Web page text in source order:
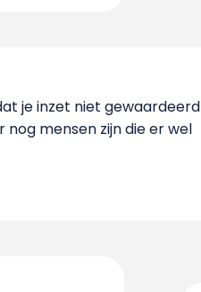
je inzet niet gewaardeerd
mensen zijn die er wel